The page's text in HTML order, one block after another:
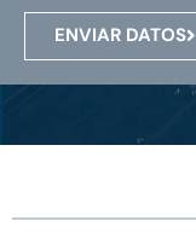
ENVIAR DATOS